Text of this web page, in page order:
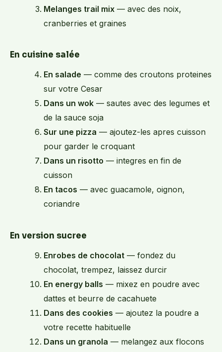
Melanges trail mix — avec des noix,
cranberries et graines
En cuisine salée
En salade — comme des croutons proteines
sur votre Cesar
Dans un wok — sautes avec des legumes et
de la sauce soja
Sur une pizza — ajoutez-les apres cuisson
pour garder le croquant
Dans un risotto — integres en fin de
cuisson
En tacos — avec guacamole, oignon,
coriandre
En version sucree
Enrobes de chocolat — fondez du
chocolat, trempez, laissez durcir
En energy balls — mixez en poudre avec
dattes et beurre de cacahuete
Dans des cookies — ajoutez la poudre a
votre recette habituelle
Dans un granola — melangez aux flocons